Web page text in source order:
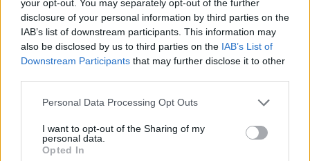
your opt-out. You may separately opt-out of the further
disclosure of your personal information by third parties on the
IAB’s list of downstream participants. This information may
also be disclosed by us to third parties on the IAB’s List of
Downstream Participants that may further disclose it to other
Personal Data Processing Opt Outs
I want to opt-out of the Sharing of my
personal data.
Opted In
KATEGORII INNE TEMATY
medforum
Cześć! 🌟 Chcielibyśmy jako Redakcja Serwisu poznać
Twoją opinię na temat tworzonych przez nas treści: